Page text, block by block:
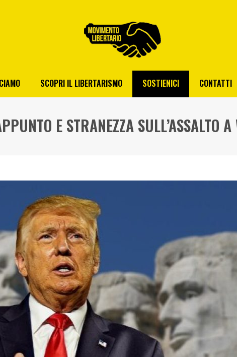
SCOPRI IL LIBERTARISMO SOSTIENICI CONTATTI
E STRANEZZA SULL’ASSALTO